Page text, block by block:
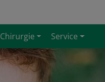
Chirurgie Service